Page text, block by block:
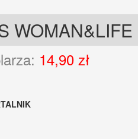
WOMAN&LIFE
14,90 zł